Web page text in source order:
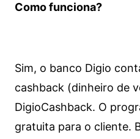
Como funciona?
Sim, o banco Digio
cashback (dinheiro de
DigioCashback. O
gratuita para o cliente.